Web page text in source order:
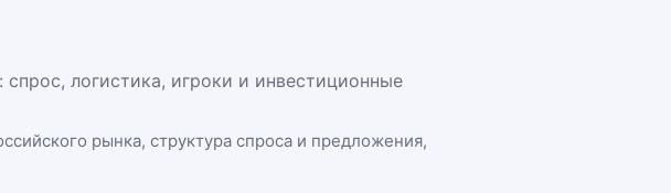
логистика, игроки и инвестиционные
рынка, структура спроса и предложения,